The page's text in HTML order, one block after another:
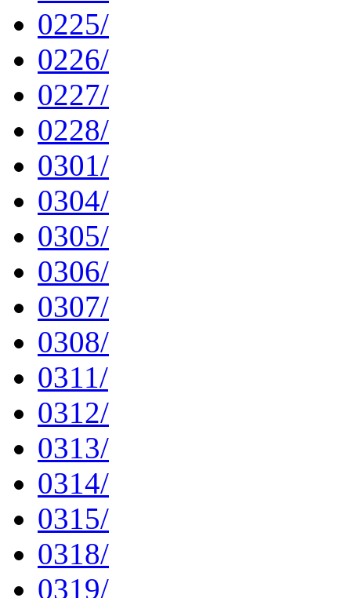
0225/
0226/
0227/
0228/
0301/
0304/
0305/
0306/
0307/
0308/
0311/
0312/
0313/
0314/
0315/
0318/
0319/